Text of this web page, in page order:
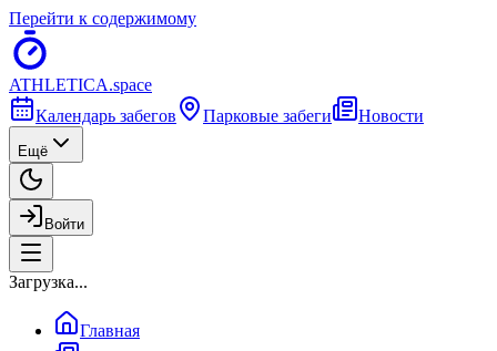
Перейти к содержимому
ATHLETICA.space
Календарь забегов
Парковые забеги Новости
Ещё
Войти
Загрузка...
Главная